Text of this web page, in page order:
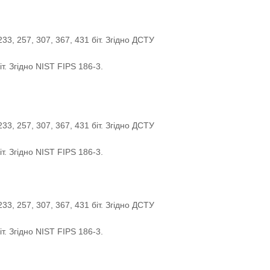
257, 307, 367, 431 біт. Згідно ДСТУ
Згідно NIST FIPS 186-3.
257, 307, 367, 431 біт. Згідно ДСТУ
Згідно NIST FIPS 186-3.
257, 307, 367, 431 біт. Згідно ДСТУ
Згідно NIST FIPS 186-3.